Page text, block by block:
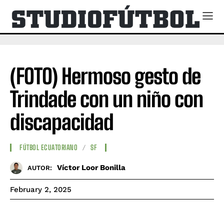
(FOTO) Hermoso gesto de
Trindade con un niño con
discapacidad
FÚTBOL ECUATORIANO SF
AUTOR: Víctor Loor Bonilla
February 2, 2025